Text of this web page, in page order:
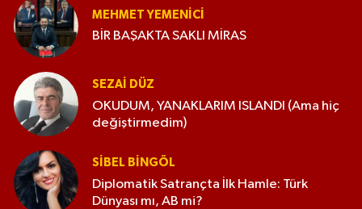
MEHMET YEMENICI
BİR BAŞAKTA SAKLI MİRAS
SEZAI DÜZ
OKUDUM, YANAKLARIM ISLANDI (Ama hiç
değiştirmedim)
SIBEL BINGÖL
Diplomatik Satrançta İlk Hamle: Türk
Dünyası mı, AB mi?